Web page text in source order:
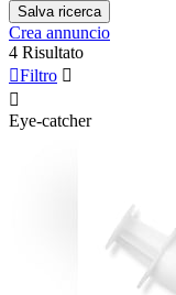
Salva ricerca
Crea annuncio
4 Risultato
Filtro 

Eye-catcher